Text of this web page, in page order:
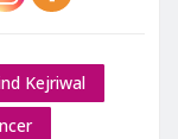
Kejriwal